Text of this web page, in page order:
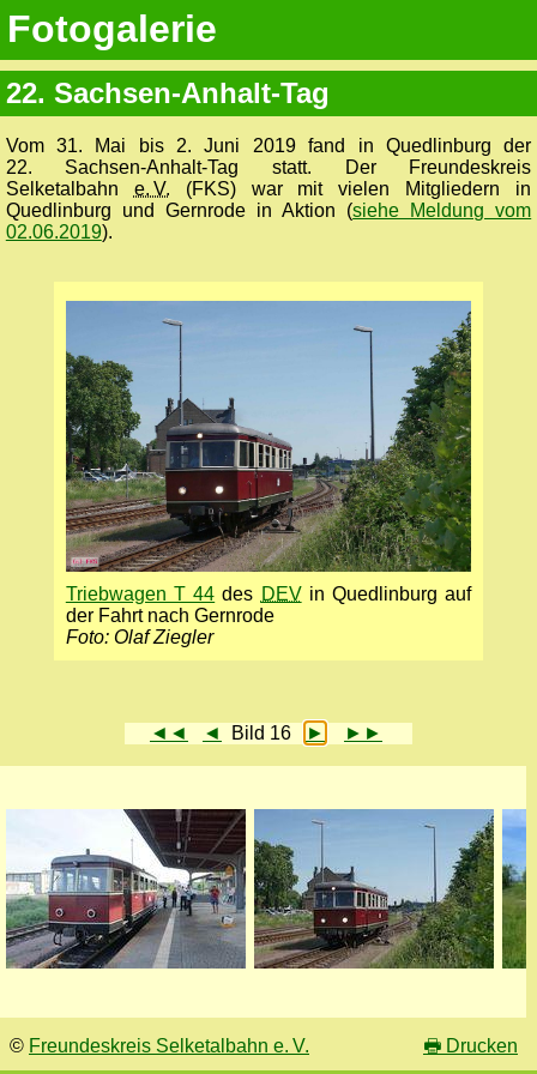
Fotogalerie
22. Sachsen-Anhalt-Tag
Vom 31. Mai bis 2. Juni 2019 fand in Quedlinburg der
22. Sachsen-Anhalt-Tag statt. Der Freundeskreis
Selketalbahn e. V. (FKS) war mit vielen Mitgliedern in
Quedlinburg und Gernrode in Aktion (siehe Meldung vom
02.06.2019).
Triebwagen T 44 des DEVin Quedlinburg auf
der Fahrt nach Gernrode
Foto: Olaf Ziegler
◄◄ ◄ Bild 16 ► ►►
© Freundeskreis Selketalbahn e. V. 🖶 Drucken